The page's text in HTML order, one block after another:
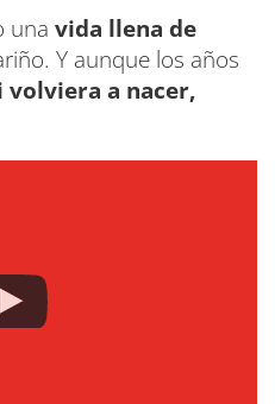
una vida llena de
Y aunque los años
volviera a nacer,